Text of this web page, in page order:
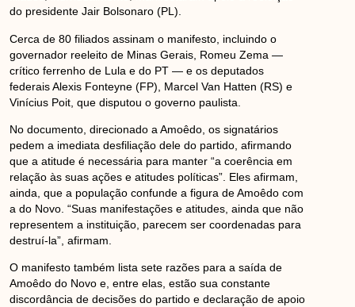
do presidente Jair Bolsonaro (PL).
Cerca de 80 filiados assinam o manifesto, incluindo o
governador reeleito de Minas Gerais, Romeu Zema —
crítico ferrenho de Lula e do PT — e os deputados
federais Alexis Fonteyne (FP), Marcel Van Hatten (RS) e
Vinícius Poit, que disputou o governo paulista.
No documento, direcionado a Amoêdo, os signatários
pedem a imediata desfiliação dele do partido, afirmando
que a atitude é necessária para manter “a coerência em
relação às suas ações e atitudes políticas”. Eles afirmam,
ainda, que a população confunde a figura de Amoêdo com
a do Novo. “Suas manifestações e atitudes, ainda que não
representem a instituição, parecem ser coordenadas para
destruí-la”, afirmam.
O manifesto também lista sete razões para a saída de
Amoêdo do Novo e, entre elas, estão sua constante
discordância de decisões do partido e declaração de apoio